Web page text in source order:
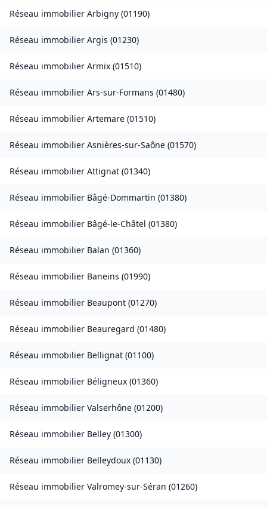
Réseau immobilier Arbigny (01190)
Réseau immobilier Argis (01230)
Réseau immobilier Armix (01510)
Réseau immobilier Ars-sur-Formans (01480)
Réseau immobilier Artemare (01510)
Réseau immobilier Asnières-sur-Saône (01570)
Réseau immobilier Attignat (01340)
Réseau immobilier Bâgé-Dommartin (01380)
Réseau immobilier Bâgé-le-Châtel (01380)
Réseau immobilier Balan (01360)
Réseau immobilier Baneins (01990)
Réseau immobilier Beaupont (01270)
Réseau immobilier Beauregard (01480)
Réseau immobilier Bellignat (01100)
Réseau immobilier Béligneux (01360)
Réseau immobilier Valserhône (01200)
Réseau immobilier Belley (01300)
Réseau immobilier Belleydoux (01130)
Réseau immobilier Valromey-sur-Séran (01260)